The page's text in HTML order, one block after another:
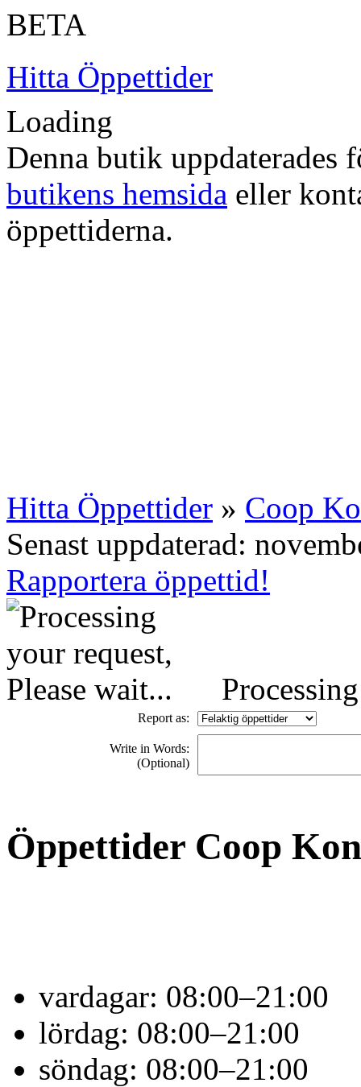
BETA
Hitta Öppettider
Loading
Denna butik uppdaterades
butikens hemsida eller
öppettiderna.
Hitta Öppettider » Coop
Senast uppdaterad:
Rapportera öppettid!
Report as:
Write in Words:
(Optional)
Öppettider Coop
vardagar: 08:00–21:00
lördag: 08:00–21:00
söndag: 08:00–21:00